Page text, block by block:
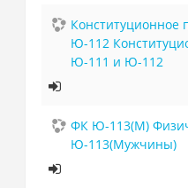
Конституционное
Ю-112
Ю-111 и Ю-112
ФК Ю-113(М)
Ю-113(Мужчины)